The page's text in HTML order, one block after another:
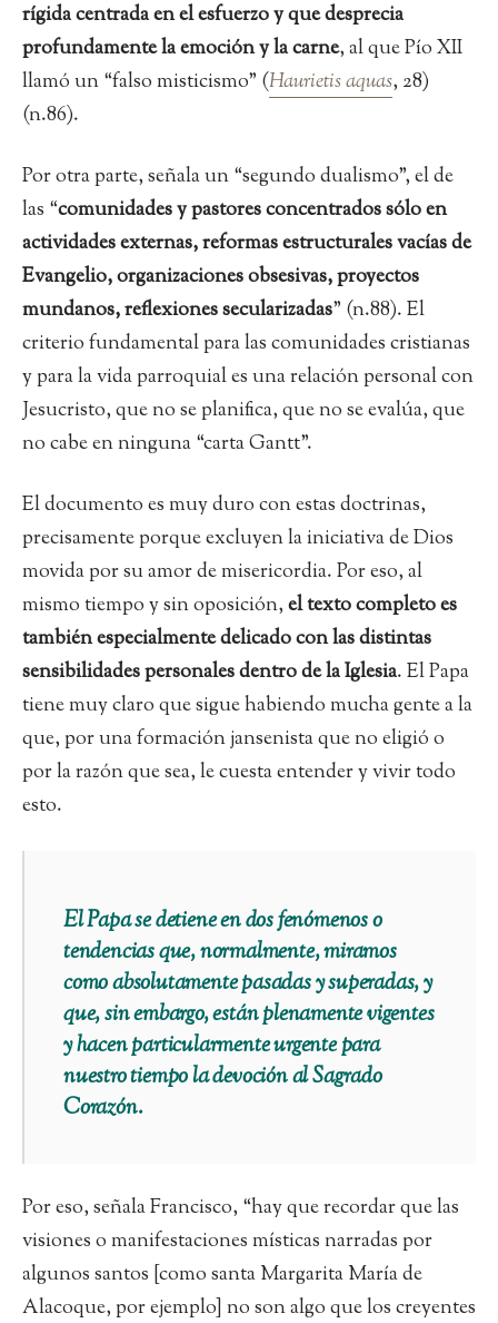
rígida centrada en el esfuerzo y que desprecia
profundamente la emoción y la carne, al que Pío XII
llamó un “falso misticismo” (Haurietis aquas, 28)
(n.86).
Por otra parte, señala un “segundo dualismo”, el de
las “comunidades y pastores concentrados sólo en
actividades externas, reformas estructurales vacías de
Evangelio, organizaciones obsesivas, proyectos
mundanos, reflexiones secularizadas” (n.88). El
criterio fundamental para las comunidades cristianas
y para la vida parroquial es una relación personal con
Jesucristo, que no se planifica, que no se evalúa, que
no cabe en ninguna “carta Gantt”.
El documento es muy duro con estas doctrinas,
precisamente porque excluyen la iniciativa de Dios
movida por su amor de misericordia. Por eso, al
mismo tiempo y sin oposición,el texto completo es
también especialmente delicado con las distintas
sensibilidades personales dentro de la Iglesia. El Papa
tiene muy claro que sigue habiendo mucha gente a la
que, por una formación jansenista que no eligió o
por la razón que sea, le cuesta entender y vivir todo
esto.
El Papa se detiene en dos fenómenos o
tendencias que, normalmente, miramos
como absolutamente pasadas y superadas, y
que, sin embargo, están plenamente vigentes
y hacen particularmente urgente para
nuestro tiempo la devoción al Sagrado
Corazón.
Por eso, señala Francisco, “hay que recordar que las
visiones o manifestaciones místicas narradas por
algunos santos [como santa Margarita María de
Alacoque, por ejemplo] no son algo que los creyentes